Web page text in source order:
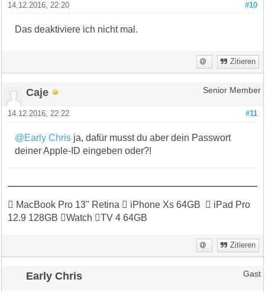
#10
14.12.2016, 22:20
Das deaktiviere ich nicht mal.
Zitieren
Caje Senior Member
#11
14.12.2016, 22:22
@Early Chris ja, dafür musst du aber dein Passwort
deiner Apple-ID eingeben oder?!
 MacBook Pro 13" Retina  iPhone Xs 64GB  iPad Pro
12.9 128GB Watch TV 4 64GB
Zitieren
Early Chris Gast